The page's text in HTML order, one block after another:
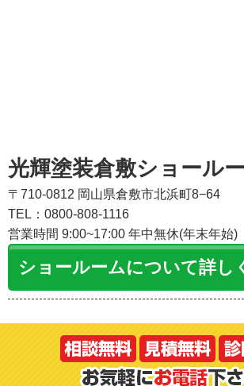
光輝塗装倉敷ショール
〒710-0812 岡山県倉敷市北浜町8−64
TEL：0800-808-1116
営業時間 9:00~17:00 年中無休(年末年始)
ショールームについて詳し